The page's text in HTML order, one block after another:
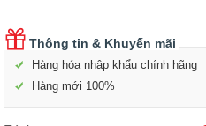
Thông tin & Khuyến mãi
Hàng hóa nhập khẩu chính hãng
Hàng mới 100%